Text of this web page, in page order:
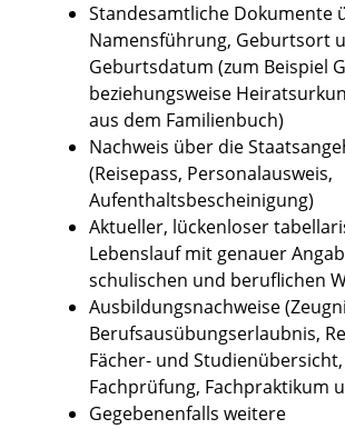
Standesamtliche Dokumente
Namensführung, Geburtsort
Geburtsdatum (zum Beispiel
beziehungsweise
aus dem Familienbuch)
Nachweis über die
(Reisepass, Personalausweis,
Aufenthaltsbescheinigung)
Aktueller, lückenloser
Lebenslauf mit genauer
schulischen und beruflichen
Ausbildungsnachweise
Berufsausübungserlaubnis,
Fächer- und Studienübersicht,
Fachprüfung, Fachpraktikum
Gegebenenfalls weitere